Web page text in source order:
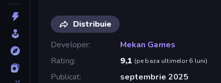
Distribuie
Developer
Mekan Games
Rating
9,1 (pe baza ultimelor 6 luni)
Publicat
septembrie 2025